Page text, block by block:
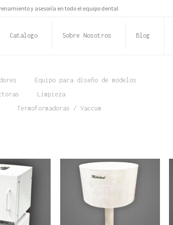
y asesoría en todo el equipo dental
Catalogo Sobre Nosotros Blog
Equipo para diseño de modelos
Limpieza
Termoformadoras / Vaccum